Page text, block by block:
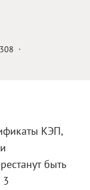
Mobile
·
КЭП,
быть
3